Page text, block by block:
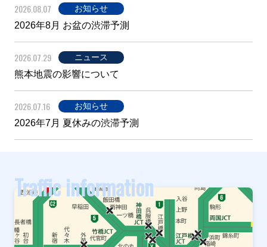
2026.08.07 お知らせ
2026年8月 お盆の渋滞予測
2026.07.29 ニュース
熊本地震の影響について
2026.07.16 お知らせ
2026年7月 夏休みの渋滞予測
Traffic information